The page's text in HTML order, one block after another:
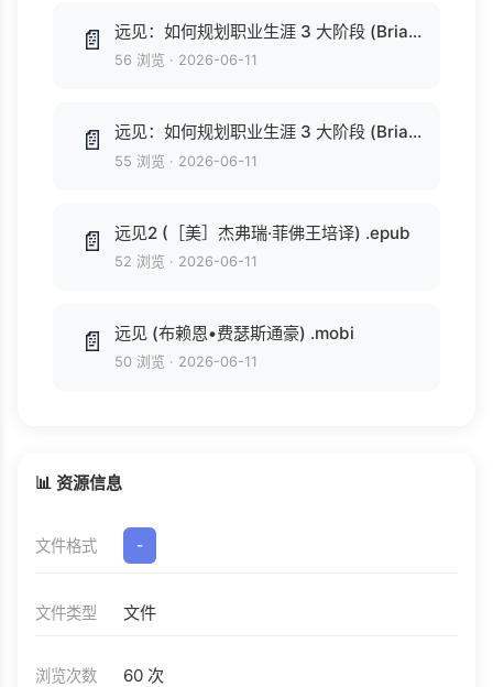
📄 远见：如何规划职业生涯 3 大阶段 (Brian Fetherstonhaugh , 苏健) .epub
56 浏览 · 2026-06-11
📄 远见：如何规划职业生涯 3 大阶段 (Brian Fetherstonhaugh , 苏健) .epub
55 浏览 · 2026-06-11
📄 远见2 (［美］杰弗瑞·菲佛王培译) .epub
52 浏览 · 2026-06-11
📄 远见 (布赖恩•费瑟斯通豪) .mobi
50 浏览 · 2026-06-11
📊 资源信息
文件格式 -
文件类型 文件
浏览次数 60 次